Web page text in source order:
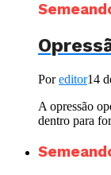
Poreditor14
A opressão
dentro para